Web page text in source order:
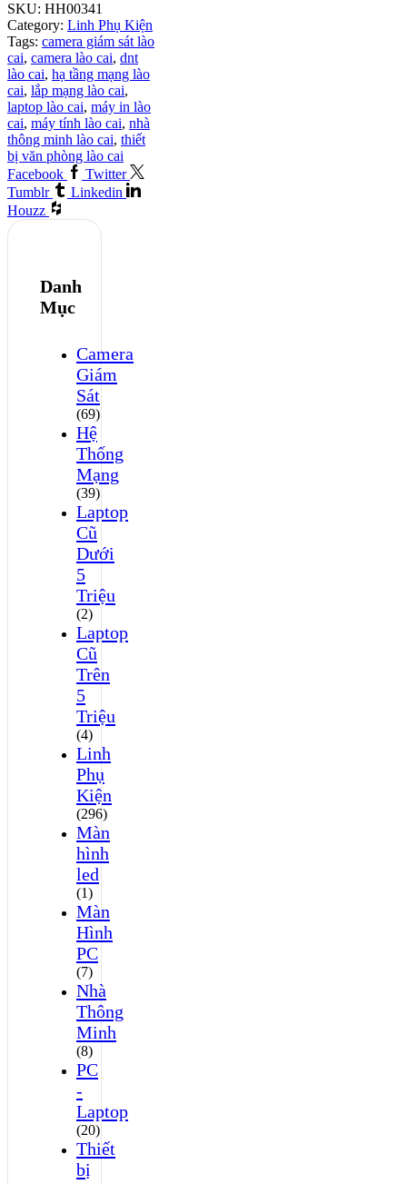
SKU: HH00341
Category: Linh Phụ Kiện
Tags: camera giám sát lào
cai, camera lào cai, dnt
lào cai, hạ tầng mạng lào
cai, lắp mạng lào cai,
laptop lào cai, máy in lào
cai, máy tính lào cai, nhà
thông minh lào cai, thiết
bị văn phòng lào cai
Facebook
Twitter
Tumblr
Linkedin
Houzz
Danh
Mục
Camera
Giám
Sát
(69)
Hệ
Thống
Mạng
(39)
Laptop
Cũ
Dưới
5
Triệu
(2)
Laptop
Cũ
Trên
5
Triệu
(4)
Linh
Phụ
Kiện
(296)
Màn
hình
led
(1)
Màn
Hình
PC
(7)
Nhà
Thông
Minh
(8)
PC
-
Laptop
(20)
Thiết
bị